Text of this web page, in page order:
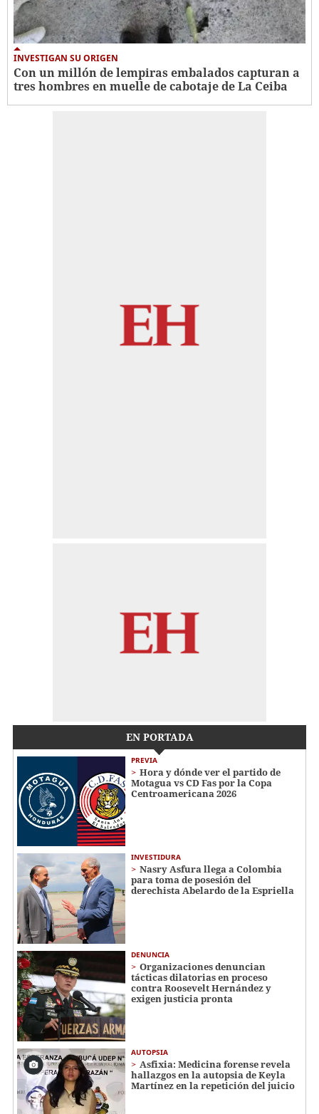
INVESTIGAN SU ORIGEN
Con un millón de lempiras embalados capturan a
tres hombres en muelle de cabotaje de La Ceiba
EN PORTADA
PREVIA
Hora y dónde ver el partido de
Motagua vs CD Fas por la Copa
Centroamericana 2026
INVESTIDURA
Nasry Asfura llega a Colombia
para toma de posesión del
derechista Abelardo de la Espriella
DENUNCIA
Organizaciones denuncian
tácticas dilatorias en proceso
contra Roosevelt Hernández y
exigen justicia pronta
AUTOPSIA
Asfixia: Medicina forense revela
hallazgos en la autopsia de Keyla
Martínez en la repetición del juicio